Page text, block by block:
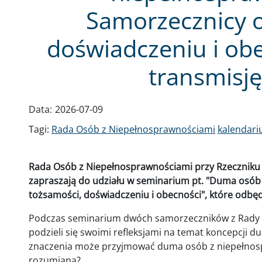
Samorzecznicy
doświadczeniu i
Data: 2026-07-09
Tagi: Rada Osób z Niepełnosprawnościami
Rada Osób z Niepełnosprawnościami przy
zapraszają do udziału w seminarium pt. "Duma
tożsamości, doświadczeniu i obecności", które
Podczas seminarium dwóch samorzeczników z
podzieli się swoimi refleksjami na temat koncepcji
znaczenia może przyjmować duma osób z